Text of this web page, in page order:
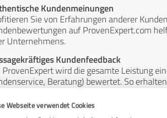
Webseite verwendet Cookies
Kundenmeinungen
Sie von Erfahrungen anderer
auf ProvenExpert.com
Unternehmens.
Kundenfeedback
ProvenExpert wird die gesamte Leistung
Beratung) bewertet. So
Bewertungen